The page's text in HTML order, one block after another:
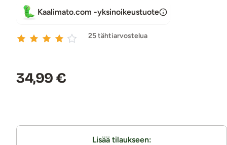
Kaalimato.com -yksinoikeustuote
25 tähtiarvostelua
Hinta:
34,99 €
Lisää tilaukseen: